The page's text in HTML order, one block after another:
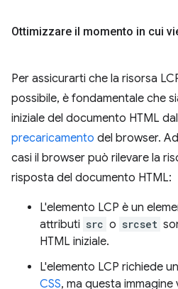
Ottimizzare il momento in cui
Per assicurarti che la risorsa
possibile, è fondamentale che
iniziale del documento HTML
precaricamento del browser.
casi il browser può rilevare la
risposta del documento HTML:
L'elemento LCP è un
attributi src o srcset
HTML iniziale.
L'elemento LCP richiede
CSS, ma questa